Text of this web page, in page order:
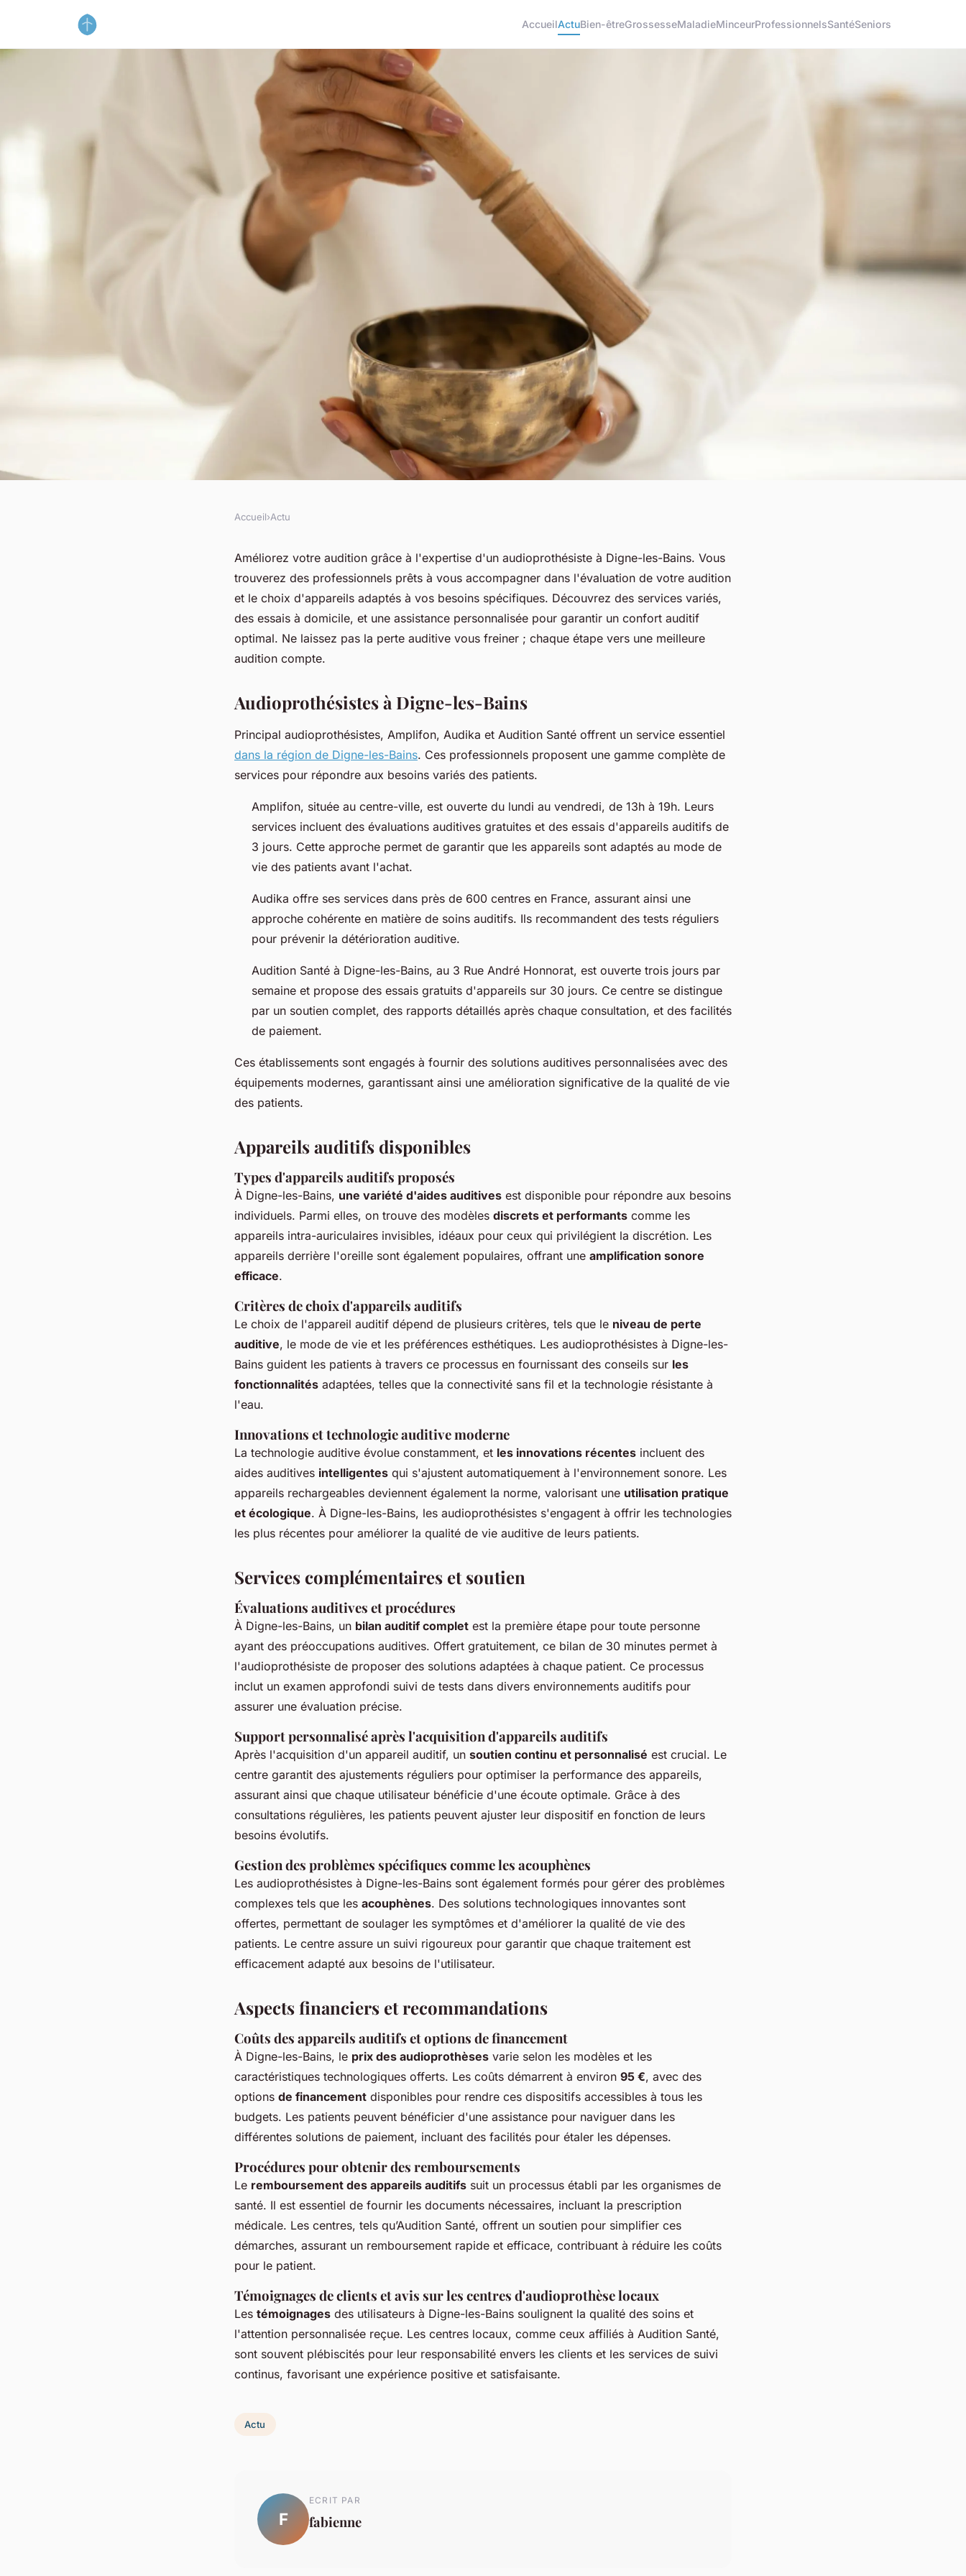
AccueilActuBien-êtreGrossesseMaladieMinceurProfessionnelsSantéSeniors
Améliorez votre audition avec un
audioprothésiste à digne-les-bains
Accueil›Actu
Améliorez votre audition grâce à l'expertise d'un audioprothésiste à Digne-les-Bains. Vous
trouverez des professionnels prêts à vous accompagner dans l'évaluation de votre audition
et le choix d'appareils adaptés à vos besoins spécifiques. Découvrez des services variés,
des essais à domicile, et une assistance personnalisée pour garantir un confort auditif
optimal. Ne laissez pas la perte auditive vous freiner ; chaque étape vers une meilleure
audition compte.
Audioprothésistes à Digne-les-Bains
Principal audioprothésistes, Amplifon, Audika et Audition Santé offrent un service essentiel
dans la région de Digne-les-Bains. Ces professionnels proposent une gamme complète de
services pour répondre aux besoins variés des patients.
Amplifon, située au centre-ville, est ouverte du lundi au vendredi, de 13h à 19h. Leurs
services incluent des évaluations auditives gratuites et des essais d'appareils auditifs de
3 jours. Cette approche permet de garantir que les appareils sont adaptés au mode de
vie des patients avant l'achat.
Audika offre ses services dans près de 600 centres en France, assurant ainsi une
approche cohérente en matière de soins auditifs. Ils recommandent des tests réguliers
pour prévenir la détérioration auditive.
Audition Santé à Digne-les-Bains, au 3 Rue André Honnorat, est ouverte trois jours par
semaine et propose des essais gratuits d'appareils sur 30 jours. Ce centre se distingue
par un soutien complet, des rapports détaillés après chaque consultation, et des facilités
de paiement.
Ces établissements sont engagés à fournir des solutions auditives personnalisées avec des
équipements modernes, garantissant ainsi une amélioration significative de la qualité de vie
des patients.
Appareils auditifs disponibles
Types d'appareils auditifs proposés
À Digne-les-Bains, une variété d'aides auditives est disponible pour répondre aux besoins
individuels. Parmi elles, on trouve des modèles discrets et performants comme les
appareils intra-auriculaires invisibles, idéaux pour ceux qui privilégient la discrétion. Les
appareils derrière l'oreille sont également populaires, offrant une amplification sonore
efficace.
Critères de choix d'appareils auditifs
Le choix de l'appareil auditif dépend de plusieurs critères, tels que le niveau de perte
auditive, le mode de vie et les préférences esthétiques. Les audioprothésistes à Digne-les-
Bains guident les patients à travers ce processus en fournissant des conseils sur les
fonctionnalités adaptées, telles que la connectivité sans fil et la technologie résistante à
l'eau.
Innovations et technologie auditive moderne
La technologie auditive évolue constamment, et les innovations récentes incluent des
aides auditives intelligentes qui s'ajustent automatiquement à l'environnement sonore. Les
appareils rechargeables deviennent également la norme, valorisant une utilisation pratique
et écologique. À Digne-les-Bains, les audioprothésistes s'engagent à offrir les technologies
les plus récentes pour améliorer la qualité de vie auditive de leurs patients.
Services complémentaires et soutien
Évaluations auditives et procédures
À Digne-les-Bains, un bilan auditif complet est la première étape pour toute personne
ayant des préoccupations auditives. Offert gratuitement, ce bilan de 30 minutes permet à
l'audioprothésiste de proposer des solutions adaptées à chaque patient. Ce processus
inclut un examen approfondi suivi de tests dans divers environnements auditifs pour
assurer une évaluation précise.
Support personnalisé après l'acquisition d'appareils auditifs
Après l'acquisition d'un appareil auditif, un soutien continu et personnalisé est crucial. Le
centre garantit des ajustements réguliers pour optimiser la performance des appareils,
assurant ainsi que chaque utilisateur bénéficie d'une écoute optimale. Grâce à des
consultations régulières, les patients peuvent ajuster leur dispositif en fonction de leurs
besoins évolutifs.
Gestion des problèmes spécifiques comme les acouphènes
Les audioprothésistes à Digne-les-Bains sont également formés pour gérer des problèmes
complexes tels que les acouphènes. Des solutions technologiques innovantes sont
offertes, permettant de soulager les symptômes et d'améliorer la qualité de vie des
patients. Le centre assure un suivi rigoureux pour garantir que chaque traitement est
efficacement adapté aux besoins de l'utilisateur.
Aspects financiers et recommandations
Coûts des appareils auditifs et options de financement
À Digne-les-Bains, le prix des audioprothèses varie selon les modèles et les
caractéristiques technologiques offerts. Les coûts démarrent à environ 95 €, avec des
options de financement disponibles pour rendre ces dispositifs accessibles à tous les
budgets. Les patients peuvent bénéficier d'une assistance pour naviguer dans les
différentes solutions de paiement, incluant des facilités pour étaler les dépenses.
Procédures pour obtenir des remboursements
Le remboursement des appareils auditifs suit un processus établi par les organismes de
santé. Il est essentiel de fournir les documents nécessaires, incluant la prescription
médicale. Les centres, tels qu’Audition Santé, offrent un soutien pour simplifier ces
démarches, assurant un remboursement rapide et efficace, contribuant à réduire les coûts
pour le patient.
Témoignages de clients et avis sur les centres d'audioprothèse locaux
Les témoignages des utilisateurs à Digne-les-Bains soulignent la qualité des soins et
l'attention personnalisée reçue. Les centres locaux, comme ceux affiliés à Audition Santé,
sont souvent plébiscités pour leur responsabilité envers les clients et les services de suivi
continus, favorisant une expérience positive et satisfaisante.
Actu
F
ECRIT PAR
fabienne